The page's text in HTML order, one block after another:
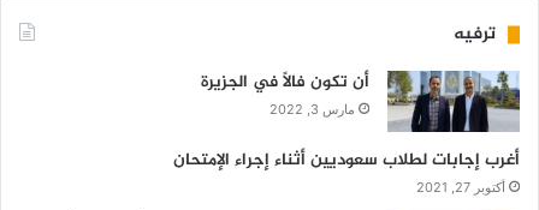
ترفيه
أن تكون فالاً في الجزيرة
مارس 3, 2022
أغرب إجابات لطلاب سعوديين أثناء إجراء الإمتحان
أكتوبر 27, 2021